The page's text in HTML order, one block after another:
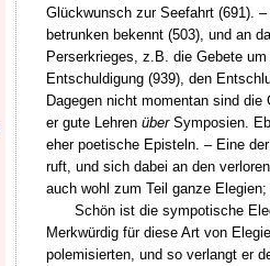
Glückwunsch zur Seefahrt (691).
betrunken bekennt (503), und an
Perserkrieges, z.B. die Gebete
Entschuldigung (939), den
Dagegen nicht momentan sind die
er gute Lehren überSymposien.
eher poetische Episteln. – Eine
ruft, und sich dabei an den
auch wohl zum Teil ganze
Schön ist die sympotische
Merkwürdig für diese Art von
polemisierten, und so verlangt er